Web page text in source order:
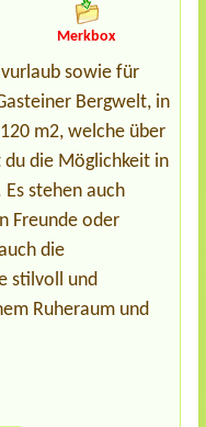
Merkbox
sowie für
Bergwelt, in
m2, welche über
du die Möglichkeit in
stehen auch
Freunde oder
die
stilvoll und
Ruheraum und